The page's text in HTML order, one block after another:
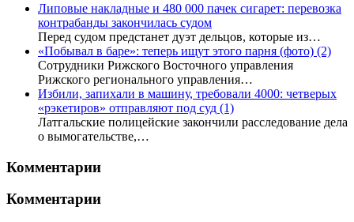
Липовые накладные и 480 000 пачек сигарет: перевозка
контрабанды закончилась судом
Перед судом предстанет дуэт дельцов, которые из…
«Побывал в баре»: теперь ищут этого парня (фото) (2)
Сотрудники Рижского Восточного управления
Рижского регионального управления…
Избили, запихали в машину, требовали 4000: четверых
«рэкетиров» отправляют под суд (1)
Латгальские полицейские закончили расследование дела
о вымогательстве,…
Комментарии
Комментарии